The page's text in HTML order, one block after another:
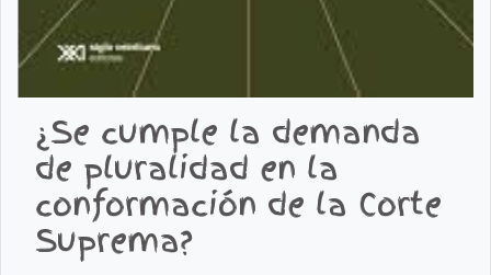
¿Se cumple la demanda
de pluralidad en la
conformación de la Corte
Suprema?